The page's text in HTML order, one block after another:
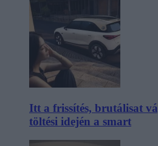
Itt a frissítés, brutálisat
töltési idején a smart